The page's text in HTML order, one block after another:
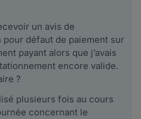
un avis de
pour défaut de paiement sur
payant alors que j’avais
encore valide.
?
plusieurs fois au cours
concernant le